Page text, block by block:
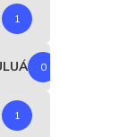
1
0
1